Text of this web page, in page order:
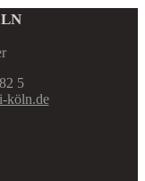
5
köln.de